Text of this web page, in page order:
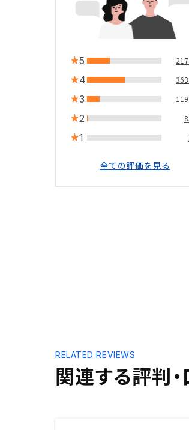
5
4
3
2
1
全ての評価を見る
関連する評判
RELATED REVIEWS